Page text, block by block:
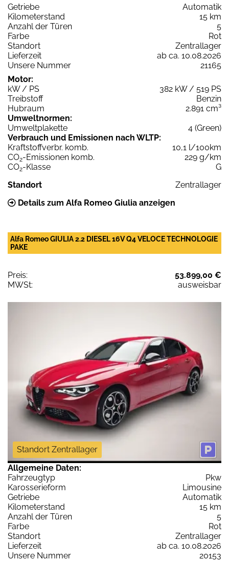
Getriebe
Automatik
Kilometerstand
15 km
Anzahl der Türen
5
Farbe
Rot
Standort
Zentrallager
Lieferzeit
ab ca. 10.08.2026
Unsere Nummer
21165
Motor:
kW / PS
382 kW / 519 PS
Treibstoff
Benzin
Hubraum
2.891 cm³
Umweltnormen:
Umweltplakette
4 (Green)
Verbrauch und Emissionen nach WLTP:
Kraftstoffverbr. komb.
10,1 l/100km
CO2-Emissionen komb.
229 g/km
CO2-Klasse
G
Standort
Zentrallager
Details zum Alfa Romeo Giulia anzeigen
Alfa Romeo GIULIA 2.2 DIESEL 16V Q4 VELOCE TECHNOLOGIE
PAKE
Preis:
53.899,00 €
MWSt:
ausweisbar
Standort Zentrallager
Allgemeine Daten:
Fahrzeugtyp
Pkw
Karosserieform
Limousine
Getriebe
Automatik
Kilometerstand
15 km
Anzahl der Türen
5
Farbe
Rot
Standort
Zentrallager
Lieferzeit
ab ca. 10.08.2026
Unsere Nummer
20153